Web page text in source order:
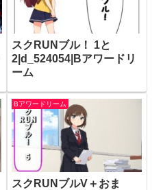
スクRUNブル！ 1と
2|d_524054|Bアワードリ
ーム
Bアワードリーム
スクRUNブルV＋おま